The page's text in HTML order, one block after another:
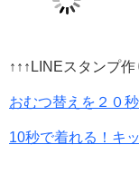
↑↑↑LINEスタンプ
おむつ替えを２０
10秒で着れる！キ